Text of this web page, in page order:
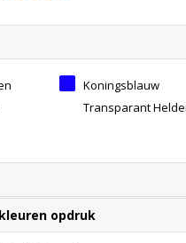
Koningsblauw
Transparant
opdruk